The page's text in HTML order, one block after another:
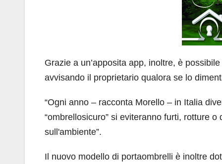
Grazie a un’apposita app, inoltre, è
avvisando il proprietario qualora se lo
“Ogni anno – racconta Morello – in Italia
“ombrellosicuro” si eviteranno furti, rotture
sull'ambiente”.
Il nuovo modello di portaombrelli è inoltre